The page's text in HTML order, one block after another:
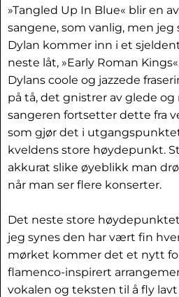
»Tangled Up In Blue« blir en
sangene, som vanlig, men
Dylan kommer inn i et
neste låt, »Early Roman
Dylans coole og jazzede
på tå, det gnistrer av glede
sangeren fortsetter dette fra
som gjør det i
kveldens store høydepunkt.
akkurat slike øyeblikk man
når man ser flere konserter.
Det neste store
jeg synes den har vært fin
mørket kommer det et nytt
flamenco-inspirert
vokalen og teksten til å fly